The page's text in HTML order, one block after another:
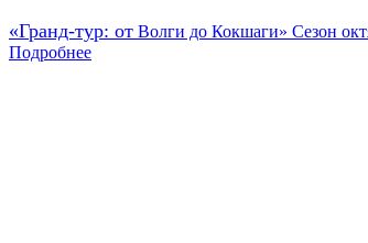
«Гранд-тур: от Волги до Кокшаги» Сезон
Подробнее